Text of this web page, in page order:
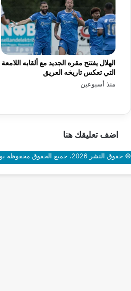
الهلال يفتتح مقره الجديد مع ألقابه اللامعة
التي تعكس تاريخه العريق
منذ أسبوعين
اضف تعليقك هنا
© حقوق النشر 2026، جميع الحقوق محفوظة بوابة سعودي اون